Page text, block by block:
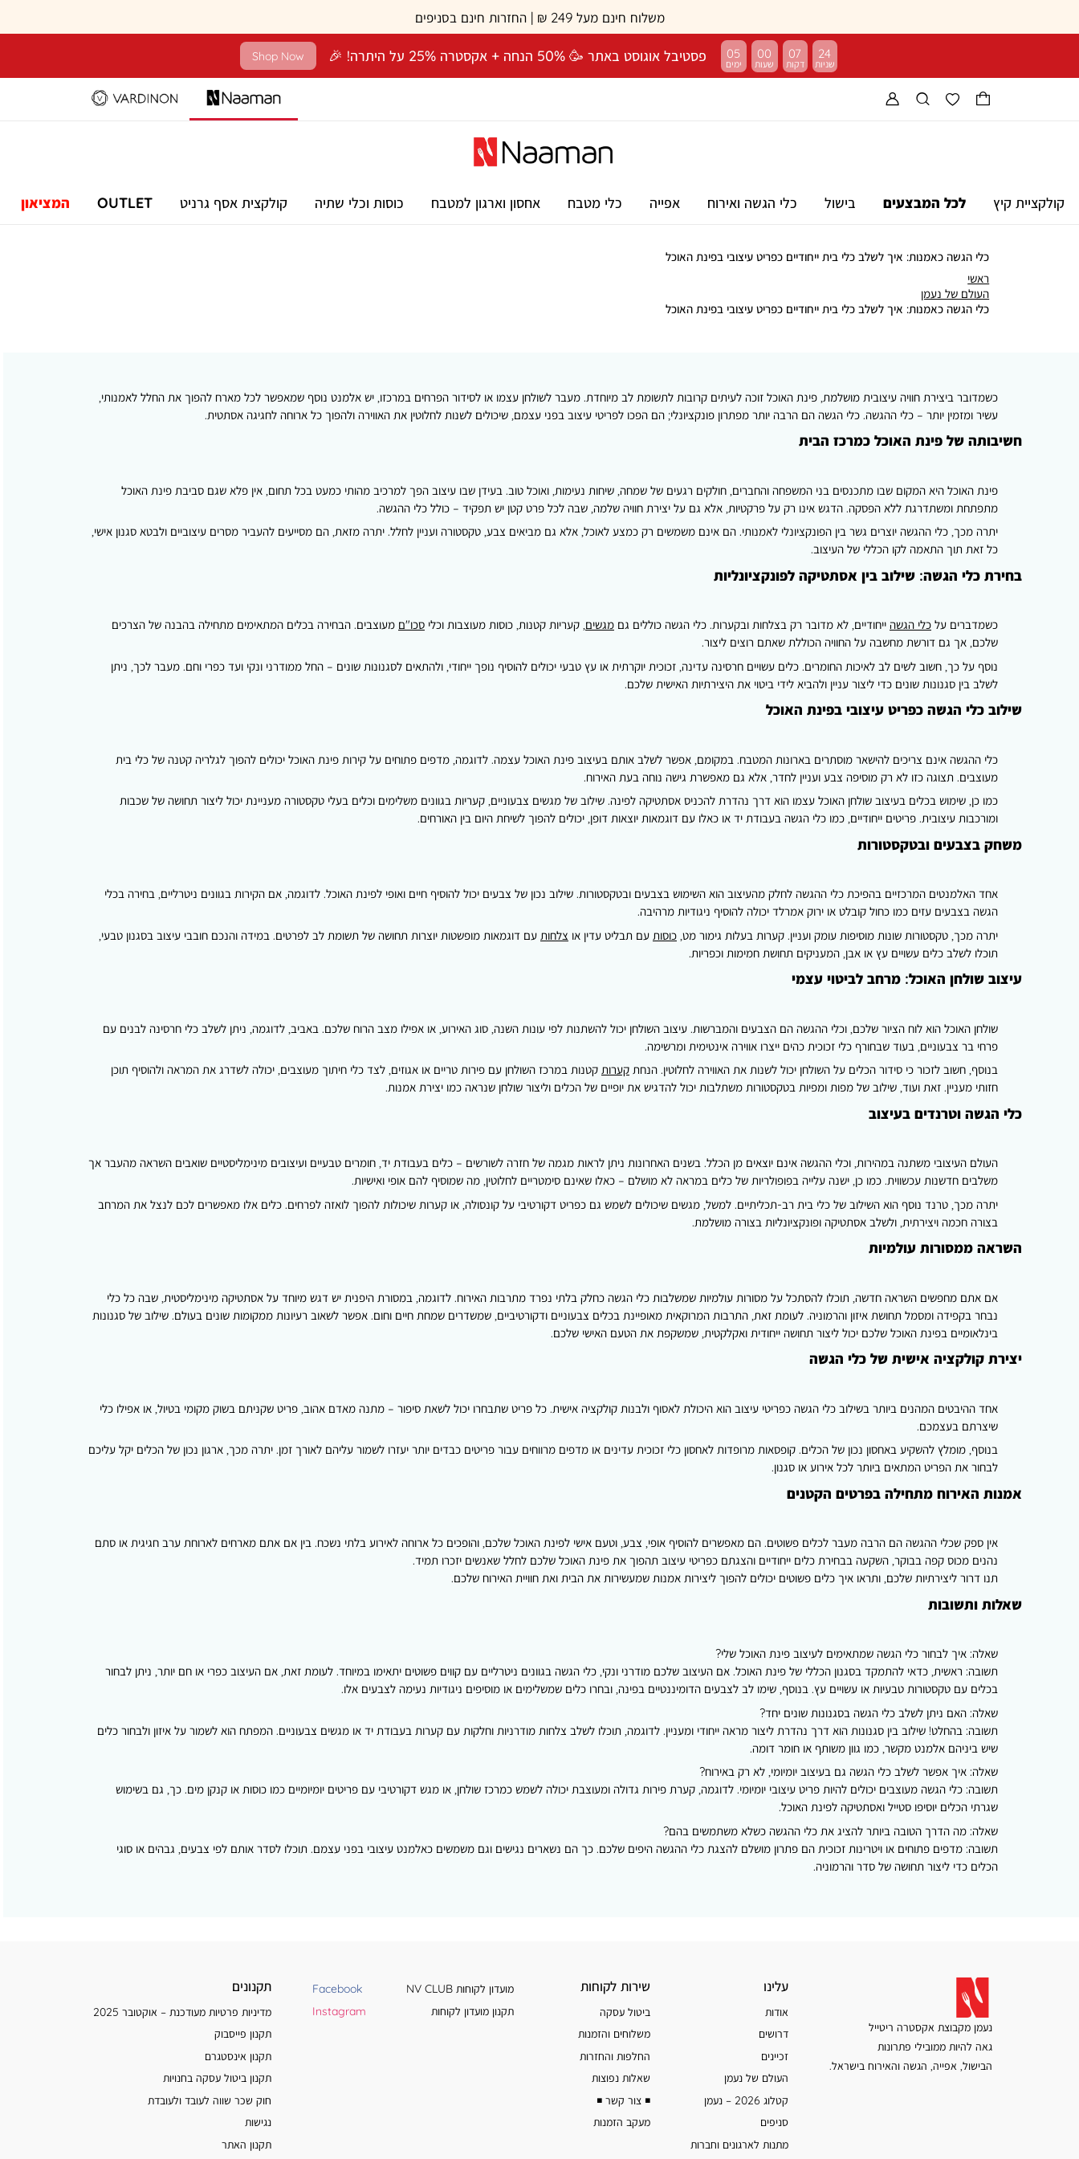
משלוח חינם מעל 249 ₪ | החזרות חינם בסניפים
פסטיבל אוגוסט באתר 🥳 50% הנחה + אקסטרה 25% על היתרה! 🎉 Shop Now 05 00 07 23
קולקציית קיץ לכל המבצעים בישול כלי הגשה ואירוח אפייה כלי מטבח אחסון וארגון למטבח כוסות וכלי שתיה קולקצית אסף גרניט OUTLET המציאון
כלי הגשה כאמנות: איך לשלב כלי בית ייחודיים כפריט עיצובי בפינת האוכל
ראשיראשי
העולם של נעמןהעולם
של
כלי הגשה כאמנות: איך לשלב כלי בית ייחודיים כפריט עיצובי בפינת האוכלכלי
בית
ייחודיים
כשמדובר ביצירת חוויה עיצובית מושלמת, פינת האוכל זוכה לעיתים קרובות לתשומת לב מיוחדת. מעבר לשולחן עצמו או לסידור הפרחים במרכזו, יש אלמנט נוסף שמאפשר לכל מארח להפוך את החלל לאמנותי,
עשיר ומזמין יותר – כלי ההגשה. כלי הגשה הם הרבה יותר מפתרון פונקציונלי; הם הפכו לפריטי עיצוב בפני עצמם, שיכולים לשנות לחלוטין את האווירה ולהפוך כל ארוחה לחגיגה אסתטית.
חשיבותה של פינת האוכל כמרכז הבית
פינת האוכל היא המקום שבו מתכנסים בני המשפחה והחברים, חולקים רגעים של שמחה, שיחות נעימות, ואוכל טוב. בעידן שבו עיצוב הפך למרכיב מהותי כמעט בכל תחום, אין פלא שגם סביבת פינת האוכל
מתפתחת ומשתדרגת ללא הפסקה. הדגש אינו רק על פרקטיות, אלא גם על יצירת חוויה שלמה, שבה לכל פרט קטן יש תפקיד – כולל כלי ההגשה.
יתרה מכך, כלי ההגשה יוצרים גשר בין הפונקציונלי לאמנותי. הם אינם משמשים רק כמצע לאוכל, אלא גם מביאים צבע, טקסטורה ועניין לחלל. יתרה מזאת, הם מסייעים להעביר מסרים עיצוביים ולבטא סגנון אישי,
כל זאת תוך התאמה לקו הכללי של העיצוב.
בחירת כלי הגשה: שילוב בין אסתטיקה לפונקציונליות
כשמדברים על כלי הגשה ייחודיים, לא מדובר רק בצלחות ובקערות. כלי הגשה כוללים גם מגשים, קעריות קטנות, כוסות מעוצבות וכלי סכו"ם מעוצבים. הבחירה בכלים המתאימים מתחילה בהבנה של הצרכים
שלכם, אך גם דורשת מחשבה על החוויה הכוללת שאתם רוצים ליצור.
נוסף על כך, חשוב לשים לב לאיכות החומרים. כלים עשויים חרסינה עדינה, זכוכית יוקרתית או עץ טבעי יכולים להוסיף נופך ייחודי, ולהתאים לסגנונות שונים – החל ממודרני ונקי ועד כפרי וחם. מעבר לכך, ניתן
לשלב בין סגנונות שונים כדי ליצור עניין ולהביא לידי ביטוי את היצירתיות האישית שלכם.
שילוב כלי הגשה כפריט עיצובי בפינת האוכל
כלי ההגשה אינם צריכים להישאר מוסתרים בארונות המטבח. במקומם, אפשר לשלב אותם בעיצוב פינת האוכל עצמה. לדוגמה, מדפים פתוחים על קירות פינת האוכל יכולים להפוך לגלריה קטנה של כלי בית
מעוצבים. תצוגה כזו לא רק מוסיפה צבע ועניין לחדר, אלא גם מאפשרת גישה נוחה בעת האירוח.
כמו כן, שימוש בכלים בעיצוב שולחן האוכל עצמו הוא דרך נהדרת להכניס אסתטיקה לפינה. שילוב של מגשים צבעוניים, קעריות בגוונים משלימים וכלים בעלי טקסטורה מעניינת יכול ליצור תחושה של שכבות
ומורכבות עיצובית. פריטים ייחודיים, כמו כלי הגשה בעבודת יד או כאלו עם דוגמאות יוצאות דופן, יכולים להפוך לשיחת היום בין האורחים.
משחק בצבעים ובטקסטורות
אחד האלמנטים המרכזיים בהפיכת כלי ההגשה לחלק מהעיצוב הוא השימוש בצבעים ובטקסטורות. שילוב נכון של צבעים יכול להוסיף חיים ואופי לפינת האוכל. לדוגמה, אם הקירות בגוונים ניטרליים, בחירה בכלי
הגשה בצבעים עזים כמו כחול קובלט או ירוק אמרלד יכולה להוסיף ניגודיות מרהיבה.
יתרה מכך, טקסטורות שונות מוסיפות עומק ועניין. קערות בעלות גימור מט, כוסות עם תבליט עדין או צלחות עם דוגמאות מופשטות יוצרות תחושה של תשומת לב לפרטים. במידה והנכם חובבי עיצוב בסגנון טבעי,
תוכלו לשלב כלים עשויים עץ או אבן, המעניקים תחושת חמימות וכפריות.
עיצוב שולחן האוכל: מרחב לביטוי עצמי
שולחן האוכל הוא לוח הציור שלכם, וכלי ההגשה הם הצבעים והמברשות. עיצוב השולחן יכול להשתנות לפי עונות השנה, סוג האירוע, או אפילו מצב הרוח שלכם. באביב, לדוגמה, ניתן לשלב כלי חרסינה לבנים עם
פרחי בר צבעוניים, בעוד שבחורף כלי זכוכית כהים ייצרו אווירה אינטימית ומרשימה.
בנוסף, חשוב לזכור כי סידור הכלים על השולחן יכול לשנות את האווירה לחלוטין. הנחת קערות קטנות במרכז השולחן עם פירות טריים או אגוזים, לצד כלי חיתוך מעוצבים, יכולה לשדרג את המראה ולהוסיף תוכן
חזותי מעניין. זאת ועוד, שילוב של מפות ומפיות בטקסטורות משתלבות יכול להדגיש את יופיים של הכלים וליצור שולחן שנראה כמו יצירת אמנות.
כלי הגשה וטרנדים בעיצוב
העולם העיצובי משתנה במהירות, וכלי ההגשה אינם יוצאים מן הכלל. בשנים האחרונות ניתן לראות מגמה של חזרה לשורשים – כלים בעבודת יד, חומרים טבעיים ועיצובים מינימליסטיים שואבים השראה מהעבר אך
משלבים חדשנות עכשווית. כמו כן, ישנה עלייה בפופולריות של כלים במראה לא מושלם – כאלו שאינם סימטריים לחלוטין, מה שמוסיף להם אופי ואישיות.
יתרה מכך, טרנד נוסף הוא השילוב של כלי בית רב-תכליתיים. למשל, מגשים שיכולים לשמש גם כפריט דקורטיבי על קונסולה, או קערות שיכולות להפוך לואזה לפרחים. כלים אלו מאפשרים לכם לנצל את המרחב
בצורה חכמה ויצירתית, ולשלב אסתטיקה ופונקציונליות בצורה מושלמת.
השראה ממסורות עולמיות
אם אתם מחפשים השראה חדשה, תוכלו להסתכל על מסורות עולמיות שמשלבות כלי הגשה כחלק בלתי נפרד מתרבות האירוח. לדוגמה, במסורת היפנית יש דגש מיוחד על אסתטיקה מינימליסטית, שבה כל כלי
נבחר בקפידה ומסמל תחושת איזון והרמוניה. לעומת זאת, התרבות המרוקאית מאופיינת בכלים צבעוניים ודקורטיביים, שמשדרים שמחת חיים וחום. אפשר לשאוב רעיונות ממקומות שונים בעולם. שילוב של סגנונות
בינלאומיים בפינת האוכל שלכם יכול ליצור תחושה ייחודית ואקלקטית, שמשקפת את הטעם האישי שלכם.
יצירת קולקציה אישית של כלי הגשה
אחד ההיבטים המהנים ביותר בשילוב כלי הגשה כפריטי עיצוב הוא היכולת לאסוף ולבנות קולקציה אישית. כל פריט שתבחרו יכול לשאת סיפור – מתנה מאדם אהוב, פריט שקניתם בשוק מקומי בטיול, או אפילו כלי
שיצרתם בעצמכם.
בנוסף, מומלץ להשקיע באחסון נכון של הכלים. קופסאות מרופדות לאחסון כלי זכוכית עדינים או מדפים מרווחים עבור פריטים כבדים יותר יעזרו לשמור עליהם לאורך זמן. יתרה מכך, ארגון נכון של הכלים יקל עליכם
לבחור את הפריט המתאים ביותר לכל אירוע או סגנון.
אמנות האירוח מתחילה בפרטים הקטנים
אין ספק שכלי ההגשה הם הרבה מעבר לכלים פשוטים. הם מאפשרים להוסיף אופי, צבע, וטעם אישי לפינת האוכל שלכם, והופכים כל ארוחה לאירוע בלתי נשכח. בין אם אתם מארחים לארוחת ערב חגיגית או סתם
נהנים מכוס קפה בבוקר, השקעה בבחירת כלים ייחודיים והצגתם כפריטי עיצוב תהפוך את פינת האוכל שלכם לחלל שאנשים יזכרו תמיד.
תנו דרור ליצירתיות שלכם, ותראו איך כלים פשוטים יכולים להפוך ליצירות אמנות שמעשירות את הבית ואת חוויית האירוח שלכם.
שאלות ותשובות
שאלה: איך לבחור כלי הגשה שמתאימים לעיצוב פינת האוכל שלי?
תשובה: ראשית, כדאי להתמקד בסגנון הכללי של פינת האוכל. אם העיצוב שלכם מודרני ונקי, כלי הגשה בגוונים ניטרליים עם קווים פשוטים יתאימו במיוחד. לעומת זאת, אם העיצוב כפרי או חם יותר, ניתן לבחור
בכלים עם טקסטורות טבעיות או עשויים עץ. בנוסף, שימו לב לצבעים הדומיננטיים בפינה, ובחרו כלים שמשלימים או מוסיפים ניגודיות נעימה לצבעים אלו.
שאלה: האם ניתן לשלב כלי הגשה בסגנונות שונים יחד?
תשובה: בהחלט! שילוב בין סגנונות הוא דרך נהדרת ליצור מראה ייחודי ומעניין. לדוגמה, תוכלו לשלב צלחות מודרניות וחלקות עם קערות בעבודת יד או מגשים צבעוניים. המפתח הוא לשמור על איזון ולבחור כלים
שיש ביניהם אלמנט מקשר, כמו גוון משותף או חומר דומה.
שאלה: איך אפשר לשלב כלי הגשה גם בעיצוב יומיומי, לא רק באירוח?
תשובה: כלי הגשה מעוצבים יכולים להיות פריט עיצובי יומיומי. לדוגמה, קערת פירות גדולה ומעוצבת יכולה לשמש כמרכז שולחן, או מגש דקורטיבי עם פריטים יומיומיים כמו כוסות או קנקן מים. כך, גם בשימוש
שגרתי הכלים יוסיפו סטייל ואסתטיקה לפינת האוכל.
שאלה: מה הדרך הטובה ביותר להציג את כלי ההגשה כשלא משתמשים בהם?
תשובה: מדפים פתוחים או ויטרינות זכוכית הם פתרון מושלם להצגת כלי ההגשה היפים שלכם. כך הם נשארים נגישים וגם משמשים כאלמנט עיצובי בפני עצמם. תוכלו לסדר אותם לפי צבעים, גבהים או סוגי
הכלים כדי ליצור תחושה של סדר והרמוניה.
נעמן מקבוצת אקסטרה ריטייל
גאה להיות ממובילי פתרונות
הבישול, אפייה, הגשה והאירוח בישראל.
עלינו
עלינו
אודות
דרושים
זכיינים
העולם של נעמן
קטלוג 2026 – נעמן
סניפים
מתנות לארגונים וחברות
שירות
שירות לקוחות
ביטול עסקה
משלוחים והזמנות
החלפות והחזרות
שאלות נפוצות
◾️ צור קשר ◾️
מעקב הזמנות
מידע
נוסף
מועדון לקוחות NV CLUB
תקנון מועדון לקוחות
Facebook
Instagram
תקנונים
מדיניות פרטיות מעודכנת – אוקטובר 2025
תקנון פייסבוק
תקנון אינסטגרם
תקנון ביטול עסקה בחנויות
חוק שכר שווה לעובד ולעובדת
נגישות
תקנון האתר